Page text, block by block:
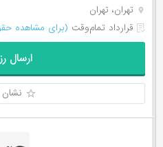
تهران، تهران
قرارداد تمام‌وقت (برای مشاهده
ارسال